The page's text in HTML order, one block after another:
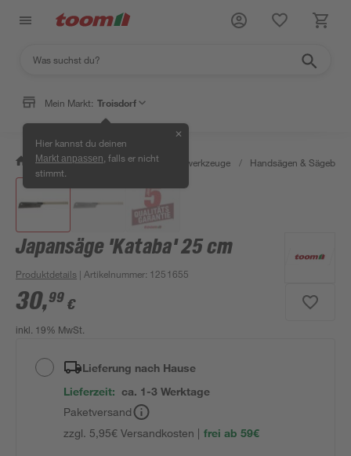
Mein Markt: Troisdorf
Hier kannst du deinen
Markt anpassen , falls er nicht
stimmt.
✕
/ Werkstatt & Maschinen / Handwerkzeuge / Handsägen &
Japansäge 'Kataba' 25 cm
Produktdetails | Artikelnummer: 1251655
30,99 €
inkl. 19% MwSt.
Lieferung nach Hause
Lieferzeit: ca. 1-3 Werktage
Paketversand
zzgl. 5,95€ Versandkosten | frei ab 59€